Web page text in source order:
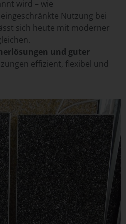
wird – wie
Nutzung bei
sich heute mit moderner
und guter
effizient, flexibel und